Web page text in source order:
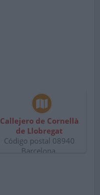
Callejero de Cornellà
de Llobregat
Código postal 08940
Barcelona.